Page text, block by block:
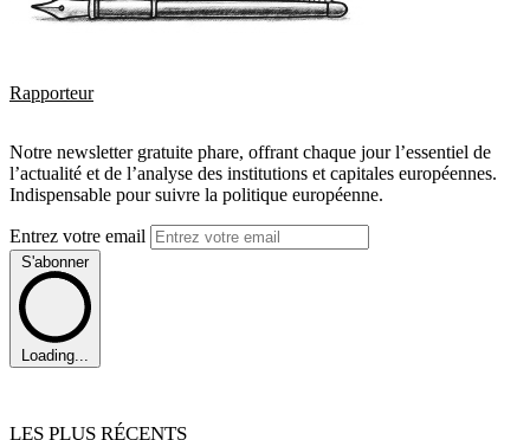
Rapporteur
Notre newsletter gratuite phare, offrant chaque jour l’essentiel de
l’actualité et de l’analyse des institutions et capitales européennes.
Indispensable pour suivre la politique européenne.
Entrez votre email
S'abonner
Loading...
LES PLUS RÉCENTS